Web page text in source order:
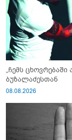
„ჩემს ცხოვრებაში
ბუზალაძესთან
08.08.2026